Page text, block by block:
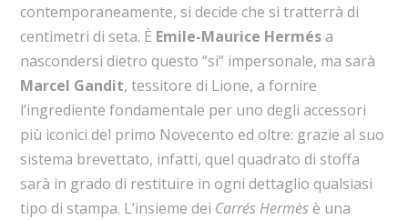
contemporaneamente, si decide che si tratterrà di
centimetri di seta. È Emile-Maurice Hermésa
nascondersi dietro questo “si” impersonale, ma sarà
Marcel Gandit, tessitore di Lione, a fornire
l’ingrediente fondamentale per uno degli accessori
più iconici del primo Novecento ed oltre: grazie al suo
sistema brevettato, infatti, quel quadrato di stoffa
sarà in grado di restituire in ogni dettaglio qualsiasi
tipo di stampa. L’insieme dei Carrés Hermèsè una